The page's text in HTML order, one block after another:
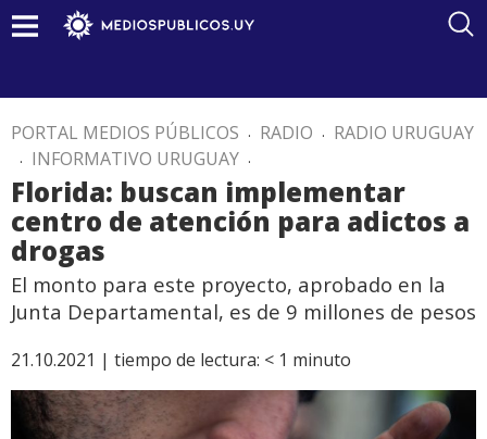
PORTAL MEDIOS PÚBLICOS . RADIO . RADIO URUGUAY
. INFORMATIVO URUGUAY .
Florida: buscan implementar
centro de atención para adictos a
drogas
El monto para este proyecto, aprobado en la
Junta Departamental, es de 9 millones de pesos
21.10.2021 | tiempo de lectura: < 1 minuto